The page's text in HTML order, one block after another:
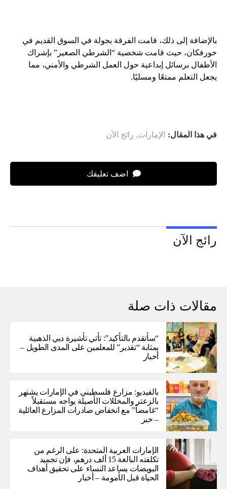
بالإضافة إلى ذلك، قامت الفرقة بجولة في السوق القديم في
خورفكان، حيث قامت شخصية “الشرطي الصغير” بإشراك
الأطفال برسائل إبداعية حول العمل الشرطي والأمني، مما
يجعل التعلم ممتعًا ومسليًا.
في هذا المقال: الإمارات, رائج الآن
اضف تعليقك
رائج الآن
مقالات ذات صلة
“سأتقدم بالتأكيد”: تأتي تأشيرة دبي الذهبية
بمثابة “تقدير” للمعلمين على المدى الطويل –
أخبار
بالفيديو: مزارع فلسطيني في الإمارات يشتهر
بالزعتر والمخللات الأصيلة يواجه مستقبلاً
“غامضاً” ​​مع انخفاض صادرات المزارع العائلية
– خبر
الإمارات العربية المتحدة: على الرغم من
تكلفته البالغة 15 ألف درهم، فإن تجميد
البويضات يساعد النساء على تحقيق أهداف
الحياة قبل الأمومة – أخبار